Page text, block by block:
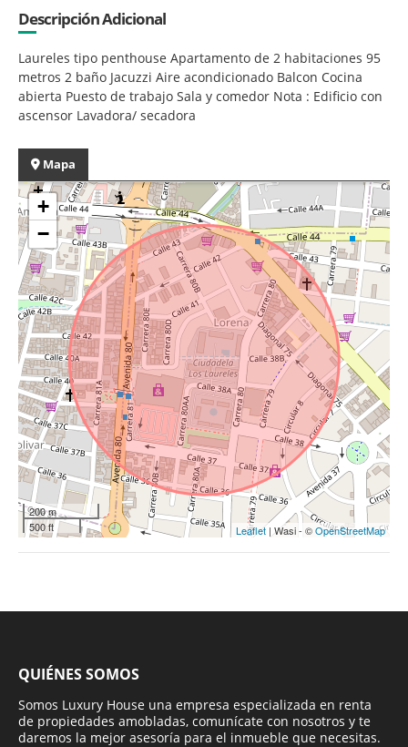
Descripción Adicional
Laureles tipo penthouse Apartamento de 2 habitaciones 95
metros 2 baño Jacuzzi Aire acondicionado Balcon Cocina
abierta Puesto de trabajo Sala y comedor Nota : Edificio con
ascensor Lavadora/ secadora
Mapa
+
−
200 m
500 ft
Leaflet | Wasi - ©OpenStreetMap
QUIÉNES SOMOS
Somos Luxury House una empresa especializada en renta
de propiedades amobladas, comunícate con nosotros y te
daremos la mejor asesoría para el inmueble que necesitas.